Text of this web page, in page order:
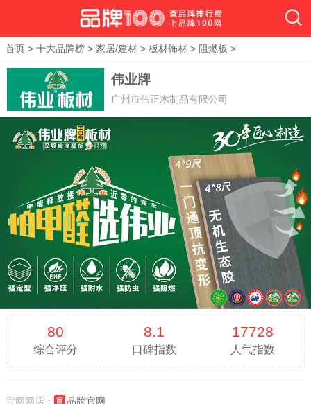
首页 > 十大品牌榜 > 家居/建材 > 板材饰材 > 阻燃板 >
伟业牌
广州市伟正木制品有限公司
80
综合评分
8.1
口碑指数
17728
人气指数
官网网店： 品牌官网